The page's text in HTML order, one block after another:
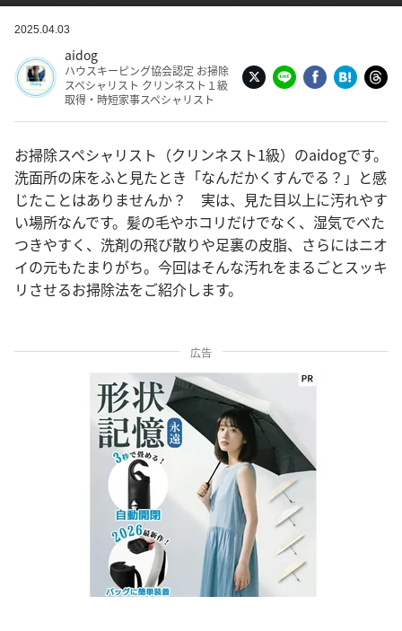
2025.04.03
aidog
ハウスキーピング協会認定 お掃除
スペシャリスト クリンネスト１級
取得・時短家事スペシャリスト
お掃除スペシャリスト（クリンネスト1級）のaidogです。
洗面所の床をふと見たとき「なんだかくすんでる？」と感
じたことはありませんか？ 実は、見た目以上に汚れやす
い場所なんです。髪の毛やホコリだけでなく、湿気でべた
つきやすく、洗剤の飛び散りや足裏の皮脂、さらにはニオ
イの元もたまりがち。今回はそんな汚れをまるごとスッキ
リさせるお掃除法をご紹介します。
広告